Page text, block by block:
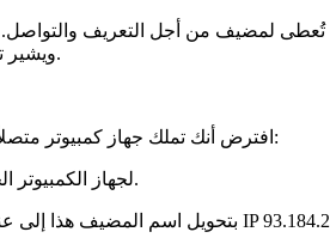
2001:0db8:85a3:0000:0000:8a2e:0370:7334 للـ IPv6) ويشير تحديدًا إلى عنوان الشبكة المعين لمضيف.
افترض أنك تملك جهاز كمبيوتر متصلاً بشبكة منزلية. يحتاج هذا الكمبيوتر (المضيف) للوصول إلى موقع ويب. إليك كيف تعمل العملية:
: يقوم مزود خدمة الإنترنت (ISP) بتعيين عنوان IP لجهاز الكمبيوتر الخاص بك، مثل 192.168.1.2.